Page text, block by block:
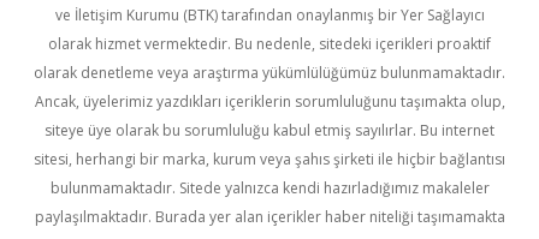
ve İletişim Kurumu (BTK) tarafından onaylanmış bir Yer Sağlayıcı
olarak hizmet vermektedir. Bu nedenle, sitedeki içerikleri proaktif
olarak denetleme veya araştırma yükümlülüğümüz bulunmamaktadır.
Ancak, üyelerimiz yazdıkları içeriklerin sorumluluğunu taşımakta olup,
siteye üye olarak bu sorumluluğu kabul etmiş sayılırlar. Bu internet
sitesi, herhangi bir marka, kurum veya şahıs şirketi ile hiçbir bağlantısı
bulunmamaktadır. Sitede yalnızca kendi hazırladığımız makaleler
paylaşılmaktadır. Burada yer alan içerikler haber niteliği taşımamakta